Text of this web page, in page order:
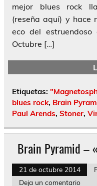
mejor blues rock
(reseña aquí) y hace
eco del
Octubre […]
Etiquetas:
blues rock, Brain
Paul Arends, Stoner,
Brain Pyramid –
21 de octubre 2014
Deja un comentario